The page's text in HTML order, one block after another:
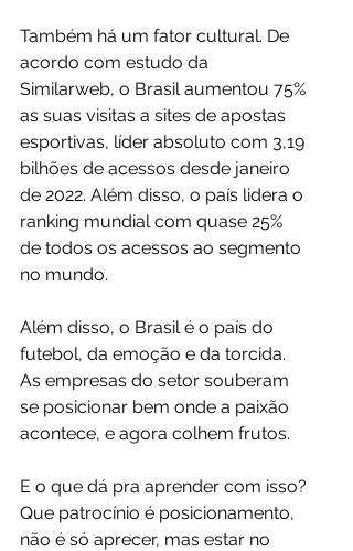
Também há um fator cultural. De
acordo com estudo da
Similarweb, o Brasil aumentou 75%
as suas visitas a sites de apostas
esportivas, líder absoluto com 3,19
bilhões de acessos desde janeiro
de 2022. Além disso, o país lidera o
ranking mundial com quase 25%
de todos os acessos ao segmento
no mundo.
Além disso, o Brasil é o país do
futebol, da emoção e da torcida.
As empresas do setor souberam
se posicionar bem onde a paixão
acontece, e agora colhem frutos.
E o que dá pra aprender com isso?
Que patrocínio é posicionamento,
não é só aprecer, mas estar no